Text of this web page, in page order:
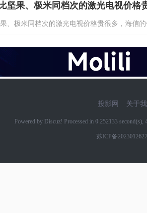
坚果、极米同档次的激光电视价格
、极米同档次的激光电视价格贵很多，海信
投影网 关于
Powered by Discuz! Processed in 0.252133
苏ICP备